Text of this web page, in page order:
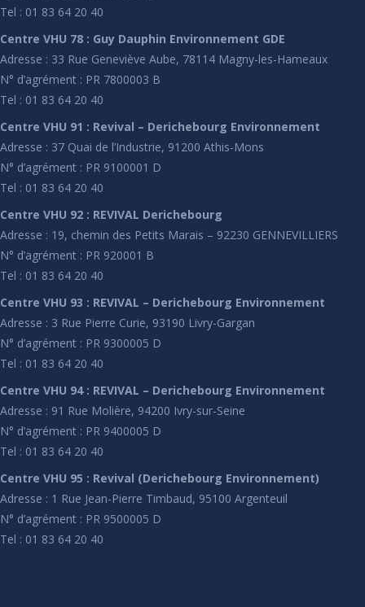
Tel : 01 83 64 20 40
Centre VHU 78 : Guy Dauphin Environnement GDE
Adresse : 33 Rue Geneviève Aube, 78114 Magny-les-Hameaux
N° d’agrément : PR 7800003 B
Tel : 01 83 64 20 40
Centre VHU 91 : Revival – Derichebourg Environnement
Adresse : 37 Quai de l’Industrie, 91200 Athis-Mons
N° d’agrément : PR 9100001 D
Tel : 01 83 64 20 40
Centre VHU 92 : REVIVAL Derichebourg
Adresse : 19, chemin des Petits Marais – 92230 GENNEVILLIERS
N° d’agrément : PR 920001 B
Tel : 01 83 64 20 40
Centre VHU 93 : REVIVAL – Derichebourg Environnement
Adresse : 3 Rue Pierre Curie, 93190 Livry-Gargan
N° d’agrément : PR 9300005 D
Tel : 01 83 64 20 40
Centre VHU 94 : REVIVAL – Derichebourg Environnement
Adresse : 91 Rue Molière, 94200 Ivry-sur-Seine
N° d’agrément : PR 9400005 D
Tel : 01 83 64 20 40
Centre VHU 95 : Revival (Derichebourg Environnement)
Adresse : 1 Rue Jean-Pierre Timbaud, 95100 Argenteuil
N° d’agrément : PR 9500005 D
Tel : 01 83 64 20 40